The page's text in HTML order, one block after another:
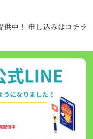
中！ 申し込みはコチラ